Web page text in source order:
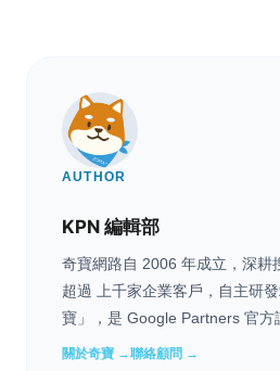
AUTHOR
KPN 編輯部
奇寶網路自 2006 年成立，深
超過 上千家企業客戶，自主研
寶」，是 Google Partners 官方
關於奇寶 →聯絡顧問 →